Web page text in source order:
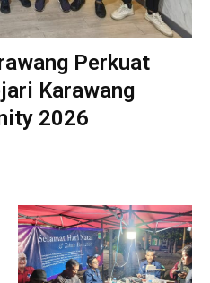
Perkuat
Karawang
2026